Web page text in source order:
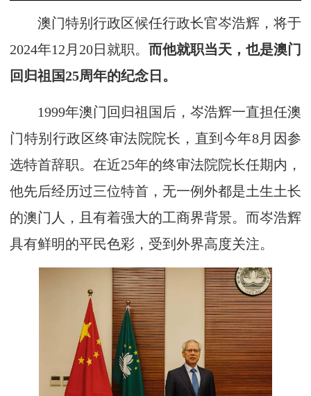
澳门特别行政区候任行政长官岑浩辉，将于
2024年12月20日就职。 而他就职当天，也是澳门
回归祖国25周年的纪念日。
1999年澳门回归祖国后，岑浩辉一直担任澳
门特别行政区终审法院院长，直到今年8月因参
选特首辞职。在近25年的终审法院院长任期内，
他先后经历过三位特首，无一例外都是土生土长
的澳门人，且有着强大的工商界背景。而岑浩辉
具有鲜明的平民色彩，受到外界高度关注。